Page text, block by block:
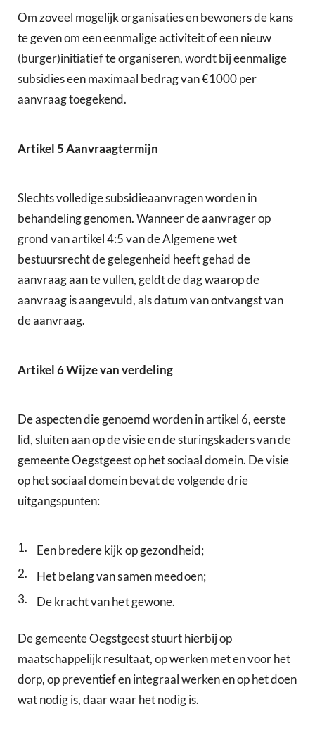
Om zoveel mogelijk organisaties en bewoners de kans
te geven om een eenmalige activiteit of een nieuw
(burger)initiatief te organiseren, wordt bij eenmalige
subsidies een maximaal bedrag van €1000 per
aanvraag toegekend.
Artikel 5 Aanvraagtermijn
Slechts volledige subsidieaanvragen worden in
behandeling genomen. Wanneer de aanvrager op
grond van artikel 4:5 van de Algemene wet
bestuursrecht de gelegenheid heeft gehad de
aanvraag aan te vullen, geldt de dag waarop de
aanvraag is aangevuld, als datum van ontvangst van
de aanvraag.
Artikel 6 Wijze van verdeling
De aspecten die genoemd worden in artikel 6, eerste
lid, sluiten aan op de visie en de sturingskaders van de
gemeente Oegstgeest op het sociaal domein. De visie
op het sociaal domein bevat de volgende drie
uitgangspunten:
1.
Een bredere kijk op gezondheid;
2.
Het belang van samen meedoen;
3.
De kracht van het gewone.
De gemeente Oegstgeest stuurt hierbij op
maatschappelijk resultaat, op werken met en voor het
dorp, op preventief en integraal werken en op het doen
wat nodig is, daar waar het nodig is.